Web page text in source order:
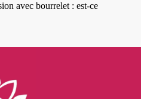
avec bourrelet : est-ce